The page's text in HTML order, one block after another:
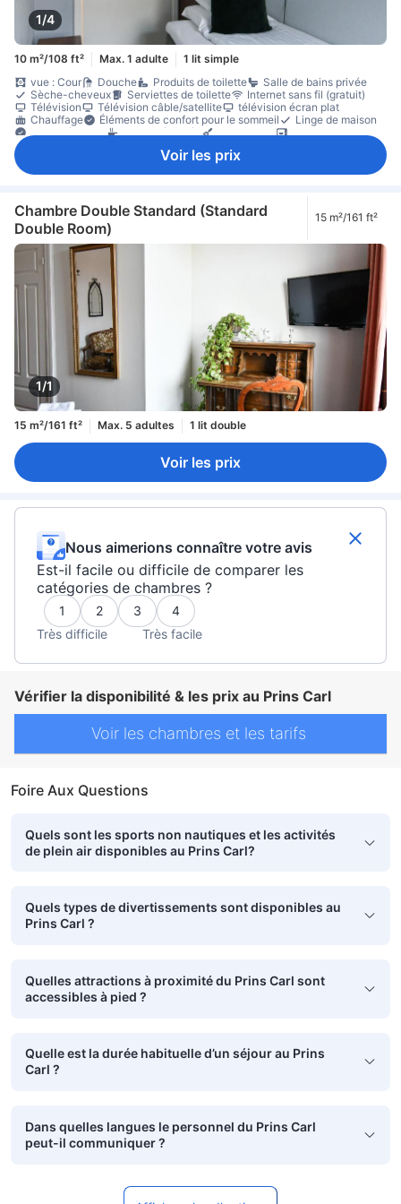
1/4
10 m²/108 ft² Max. 1 adulte
1 lit simple
vue : Cour
Douche Produits de toilette
Salle de bains privée
Sèche-cheveux
Serviettes de toilette
Internet sans fil (gratuit)
Télévision
Télévision câble/satellite
télévision écran plat
Chauffage
Éléments de confort pour le sommeil
Linge de maison
Prise près du lit
cuisine équipée
Poubelles zone de places assises
Non-fumeur
Voir les prix
Chambre Double Standard (Standard
Double Room)
15 m²/161 ft²
1/1
15 m²/161 ft² Max. 5 adultes 1 lit double
Voir les prix
Nous aimerions connaître votre avis
Est-il facile ou difficile de comparer les
catégories de chambres ?
1 2 3
4
Très difficile
Très facile
Vérifier la disponibilité & les prix au Prins Carl
Voir les chambres et les tarifs
Foire Aux Questions
Quels sont les sports non nautiques et les activités
de plein air disponibles au Prins Carl?
Quels types de divertissements sont disponibles au
Prins Carl ?
Quelles attractions à proximité du Prins Carl sont
accessibles à pied ?
Quelle est la durée habituelle d’un séjour au Prins
Carl ?
Dans quelles langues le personnel du Prins Carl
peut-il communiquer ?